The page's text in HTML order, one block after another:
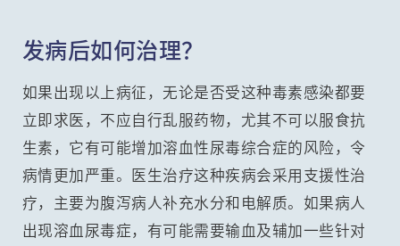
发病后如何治理？
如果出现以上病征，无论是否受这种毒素感染都要
立即求医，不应自行乱服药物，尤其不可以服食抗
生素，它有可能增加溶血性尿毒综合症的风险，令
病情更加严重。医生治疗这种疾病会采用支援性治
疗，主要为腹泻病人补充水分和电解质。如果病人
出现溶血尿毒症，有可能需要输血及辅加一些针对